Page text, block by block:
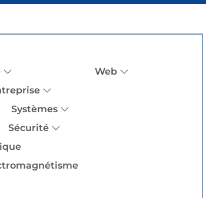
Web
Systèmes
Sécurité